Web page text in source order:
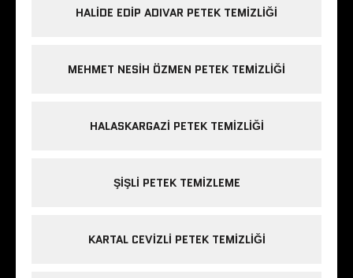
HALIDE EDIP ADIVAR PETEK TEMIZLIĞI
MEHMET NESIH ÖZMEN PETEK TEMIZLIĞI
HALASKARGAZI PETEK TEMIZLIĞI
ŞIŞLI PETEK TEMIZLEME
KARTAL CEVIZLI PETEK TEMIZLIĞI